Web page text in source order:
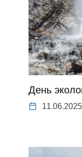
День
11.06.2025